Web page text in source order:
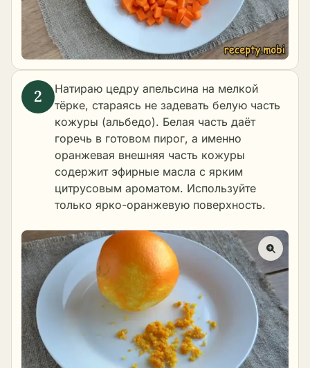
Натираю цедру апельсина на мелкой
тёрке, стараясь не задевать белую часть
кожуры (альбедо). Белая часть даёт
горечь в готовом пирог, а именно
оранжевая внешняя часть кожуры
содержит эфирные масла с ярким
цитрусовым ароматом. Используйте
только ярко-оранжевую поверхность.